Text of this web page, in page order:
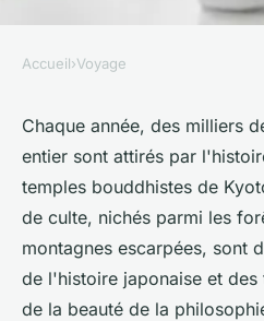
VOYAGE
Quels sont les
conseils pour
temples
Japon :
idéaux ?
Accueil›Voyage
Chaque année, des milliers
entier sont attirés par
temples bouddhistes de
de culte, nichés parmi les
montagnes escarpées, sont
de l'histoire japonaise et
de la beauté de la